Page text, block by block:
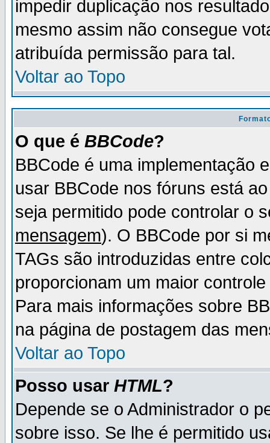
impedir duplicação nos
mesmo assim não consegue
atribuída permissão para tal.
Voltar ao Topo
O que é BBCode?
BBCode é uma implementação
usar BBCode nos fóruns está
seja permitido pode controlar o
mensagem). O BBCode por si
TAGs são introduzidas entre
proporcionam um maior
Para mais informações sobre
na página de postagem das
Voltar ao Topo
Posso usar HTML?
Depende se o Administrador o
sobre isso. Se lhe é permitido